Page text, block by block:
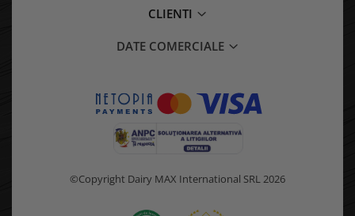
CLIENTI
DATE COMERCIALE
©Copyright Dairy MAX International SRL 2026